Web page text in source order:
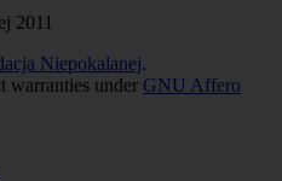
2011
Niepokalanej.
warranties under GNU Affero